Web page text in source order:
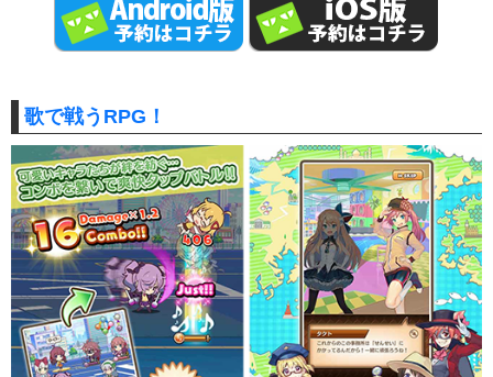
歌で戦うRPG！